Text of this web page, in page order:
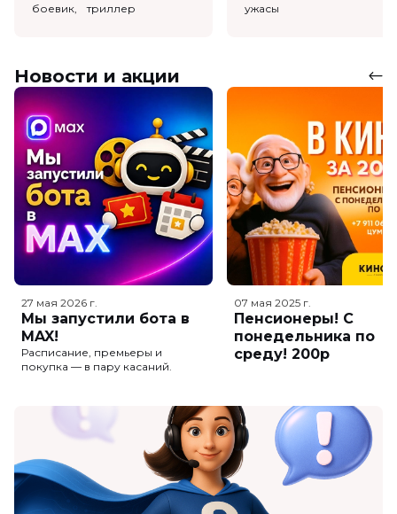
боевик, триллер ужасы
Новости и акции
27 мая 2026 г.
Мы запустили бота в
MAX!
Расписание, премьеры и
покупка — в пару касаний.
07 мая 2025 г.
Пенсионеры! С
понедельника по
среду! 200р